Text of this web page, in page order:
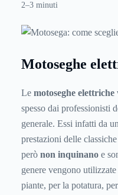
all’inverno non è
necessario abbattere un
estremamente prestante.
2–3 minuti
Motoseghe
Le motoseghe elettriche
spesso dai professionisti
generale. Essi infatti da
prestazioni delle
però non inquinano e
genere vengono
piante, per la potatura,